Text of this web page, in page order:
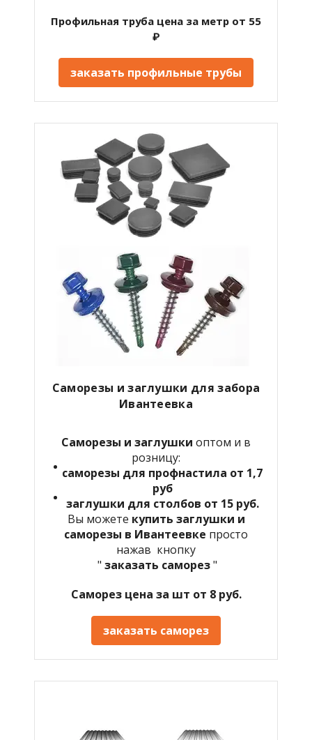
Профильная труба цена за метр от 55
₽
заказать профильные трубы
Саморезы и заглушки для забора
Ивантеевка
Саморезы и заглушки оптом и в
розницу:
саморезы для профнастила от 1,7
руб
заглушки для столбов от 15 руб.
Вы можете купить заглушки и
саморезы в Ивантеевке просто
нажав кнопку
" заказать саморез"
Саморез цена за шт от 8 руб.
заказать саморез